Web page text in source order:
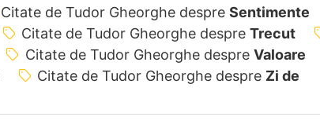
Citate de Tudor Gheorghe despre Sentimente
Citate de Tudor Gheorghe despre Trecut
Citate de Tudor Gheorghe despre Valoare
Citate de Tudor Gheorghe despre Zi de